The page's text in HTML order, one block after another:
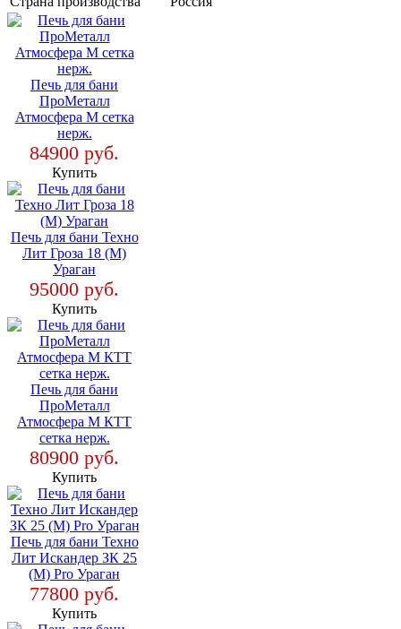
Печь для бани
ПроМеталл
Атмосфера М сетка
нерж.
84900 руб.
Купить
Печь для бани Техно
Лит Гроза 18 (М)
Ураган
95000 руб.
Купить
Печь для бани
ПроМеталл
Атмосфера М КТТ
сетка нерж.
80900 руб.
Купить
Печь для бани Техно
Лит Искандер ЗК 25
(М) Pro Ураган
77800 руб.
Купить